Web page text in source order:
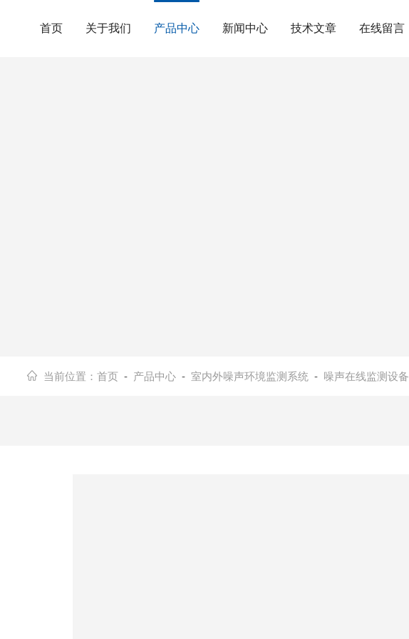
首页 关于我们 产品中心 新闻中心 技术文章 在线留言
当前位置： 首页 - 产品中心- 室内外噪声环境监测系统 - 噪声在线监测设备